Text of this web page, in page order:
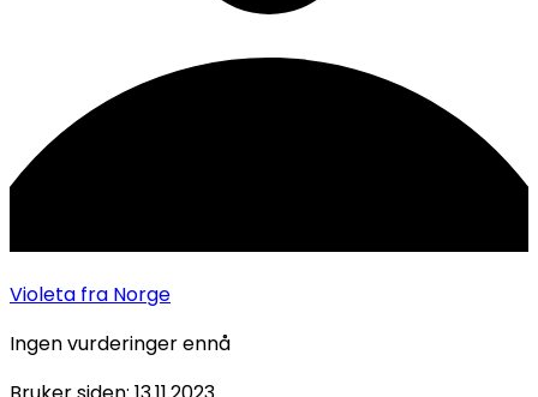
Violeta fra Norge
Ingen vurderinger ennå